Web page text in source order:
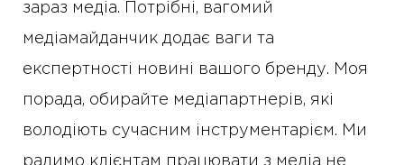
зараз медіа. Потрібні, вагомий
медіамайданчик додає ваги та
експертності новині вашого бренду. Моя
порада, обирайте медіапартнерів, які
володіють сучасним інструментарієм. Ми
радимо клієнтам працювати з медіа не